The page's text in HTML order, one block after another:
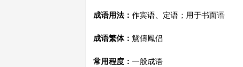
成语用法： 作宾语、定语；用于书面语
成语繁体： 鴛儔鳳侣
常用程度： 一般成语